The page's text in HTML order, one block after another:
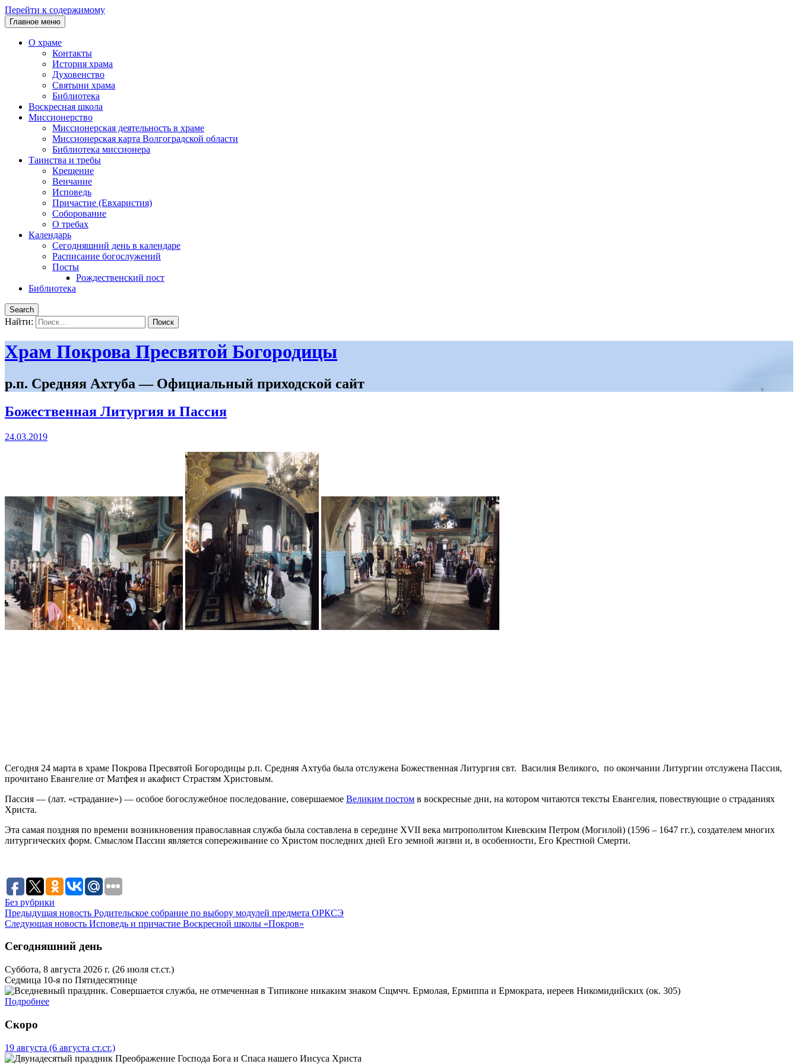
Перейти к содержимому
Главное меню
О храме
Контакты
История храма
Духовенство
Святыни храма
Библиотека
Воскресная школа
Миссионерство
Миссионерская деятельность в храме
Миссионерская карта Волгоградской области
Библиотека миссионера
Таинства и требы
Крещение
Венчание
Исповедь
Причастие (Евхаристия)
Соборование
О требах
Календарь
Сегодняшний день в календаре
Расписание богослужений
Посты
Рождественский пост
Библиотека
Search
Найти:
Храм Покрова Пресвятой Богородицы
р.п. Средняя Ахтуба — Официальный приходской сайт
Божественная Литургия и Пассия
24.03.2019
Сегодня 24 марта в храме Покрова Пресвятой Богородицы р.п. Средняя Ахтуба была отслужена Божественная Литургия свт. Василия Великого, по окончании Литургии отслужена Пассия,
прочитано Евангелие от Матфея и акафист Страстям Христовым.
Пассия — (лат. «страдание») — особое богослужебное последование, совершаемое Великим постом в воскресные дни, на котором читаются тексты Евангелия, повествующие о страданиях
Христа.
Эта самая поздняя по времени возникновения православная служба была составлена в середине XVII века митрополитом Киевским Петром (Могилой) (1596 – 1647 гг.), создателем многих
литургических форм. Смыслом Пассии является сопереживание со Христом последних дней Его земной жизни и, в особенности, Его Крестной Смерти.
Без рубрики
Предыдущая новость Родительское собрание по выбору модулей предмета ОРКСЭ
Следующая новость Исповедь и причастие Воскресной школы «Покров»
Сегодняшний день
Суббота, 8 августа 2026 г. (26 июля ст.ст.)
Седмица 10-я по Пятидесятнице
Сщмчч. Ермолая, Ермиппа и Ермократа, иереев Никомидийских (ок. 305)
Подробнее
Скоро
19 августа (6 августа ст.ст.)
Преображение Господа Бога и Спаса нашего Иисуса Христа